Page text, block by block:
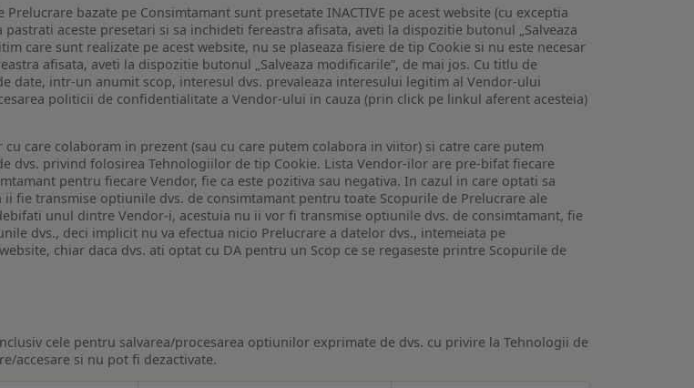
bazate pe Consimtamant sunt presetate INACTIVE pe acest website (cu exceptia
aceste presetari si sa inchideti fereastra afisata, aveti la dispozitie butonul „Salveaza
care sunt realizate pe acest website, nu se plaseaza fisiere de tip Cookie si nu este necesar
afisata, aveti la dispozitie butonul „Salveaza modificarile”, de mai jos. Cu titlu de
date, intr-un anumit scop, interesul dvs. prevaleaza interesului legitim al Vendor-ului
politicii de confidentialitate a Vendor-ului in cauza (prin click pe linkul aferent acesteia)
care colaboram in prezent (sau cu care putem colabora in viitor) si catre care putem
dvs. privind folosirea Tehnologiilor de tip Cookie. Lista Vendor-ilor are pre-bifat fiecare
pentru fiecare Vendor, fie ca este pozitiva sau negativa. In cazul in care optati sa
fie transmise optiunile dvs. de consimtamant pentru toate Scopurile de Prelucrare ale
unul dintre Vendor-i, acestuia nu ii vor fi transmise optiunile dvs. de consimtamant, fie
dvs., deci implicit nu va efectua nicio Prelucrare a datelor dvs., intemeiata pe
chiar daca dvs. ati optat cu DA pentru un Scop ce se regaseste printre Scopurile de
cele pentru salvarea/procesarea optiunilor exprimate de dvs. cu privire la Tehnologii de
accesare si nu pot fi dezactivate.